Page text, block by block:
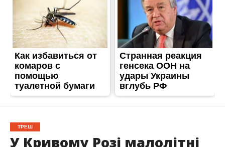
ТРЕШ
У Кривому Розі малолітні